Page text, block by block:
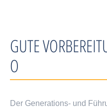
GUTE
O
Der Generations- und